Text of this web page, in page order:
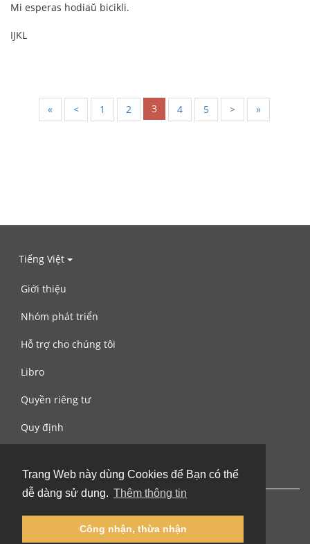
Trang Web này dùng Cookies để Bạn có thể
dễ dàng sử dụng. Thêm thông tin
Công nhận, thừa nhận
Mi esperas hodiaŭ bicikli.
IJKL
« < 1 2 3 4 5 > »
Tiếng Việt
Giới thiệu
Nhóm phát triển
Hỗ trợ cho chúng tôi
Libro
Quyền riêng tư
Quy định